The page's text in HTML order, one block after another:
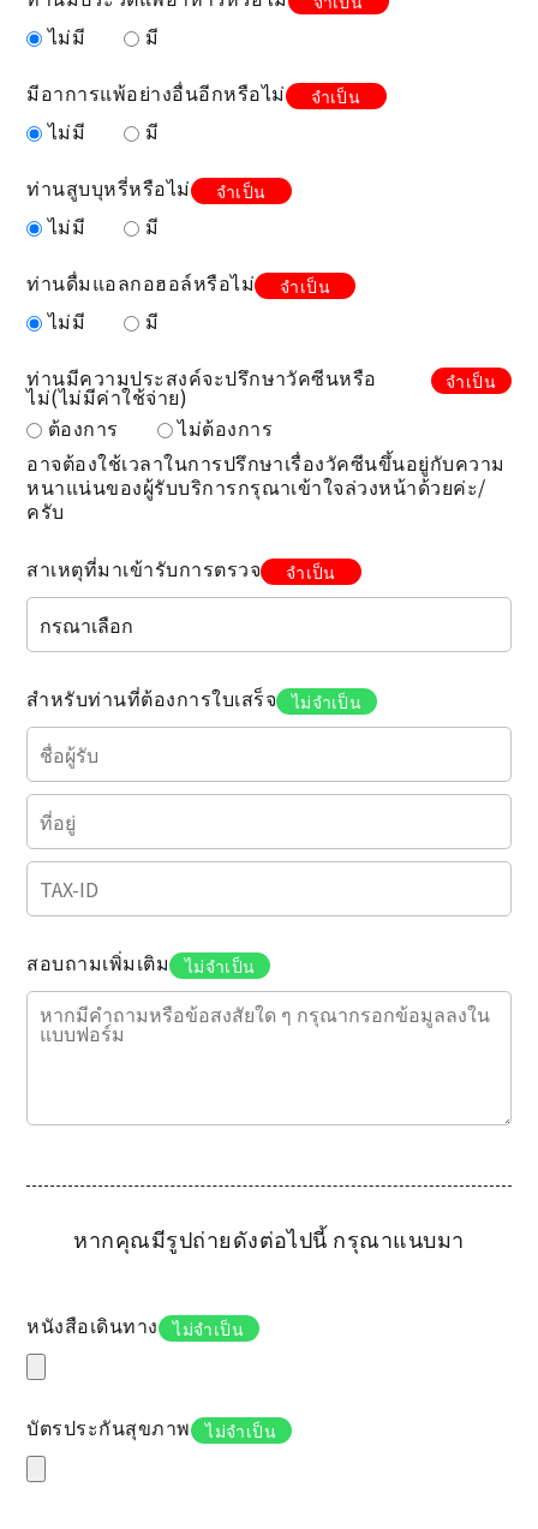
ไม่มี
มี
มีอาการแพ้อย่างอื่นอีกหรือไม่
จำเป็น
ไม่มี
มี
ท่านสูบบุหรี่หรือไม่
จำเป็น
ไม่มี
มี
ท่านดื่มแอลกอฮอล์หรือไม่
จำเป็น
ไม่มี
มี
ท่านมีความประสงค์จะปรึกษาวัคซีนหรือ
ไม่(ไม่มีค่าใช้จ่าย)
จำเป็น
ต้องการ
ไม่ต้องการ
อาจต้องใช้เวลาในการปรึกษาเรื่องวัคซีนขึ้นอยู่กับความ
หนาแน่นของผู้รับบริการกรุณาเข้าใจล่วงหน้าด้วยค่ะ/
ครับ
สาเหตุที่มาเข้ารับการตรวจ
จำเป็น
สำหรับท่านที่ต้องการใบเสร็จ ไม่จำเป็น
สอบถามเพิ่มเติม ไม่จำเป็น
หากคุณมีรูปถ่ายดังต่อไปนี้ กรุณาแนบมา
หนังสือเดินทาง ไม่จำเป็น
บัตรประกันสุขภาพ ไม่จำเป็น